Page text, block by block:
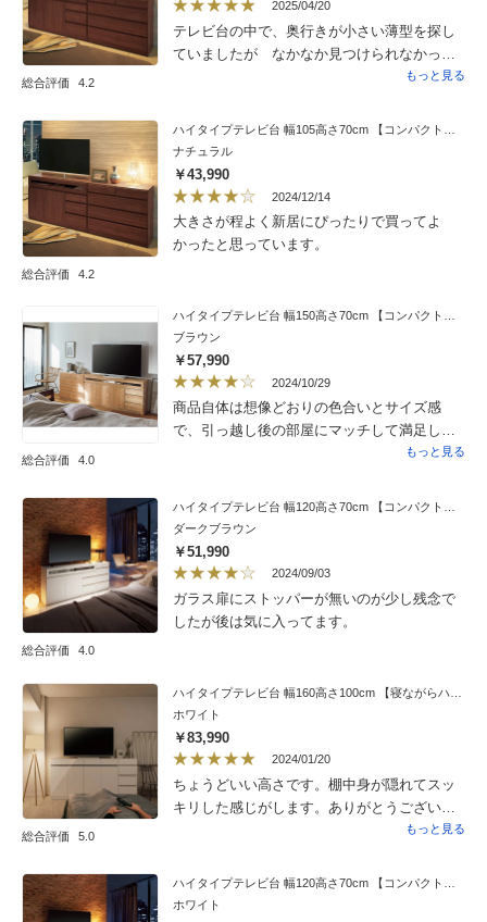
総合評価 4.2
2025/04/20
テレビ台の中で、奥行きが小さい薄型を探し
ていましたが なかなか見つけられなかった
なか 今回の商品を見つけました。高さ、
合った商品が購入出来て満足してます！
もっと見る
総合評価 4.2
ナチュラル
￥43,990
2024/12/14
大きさが程よく新居にぴったりで買ってよ
かったと思っています。
総合評価 4.0
ブラウン
￥57,990
2024/10/29
商品自体は想像どおりの色合いとサイズ感
で、引っ越し後の部屋にマッチして満足して
ます。一点、引き出しが思ったより浅くて収
じてます。商品は満足ですが、配送が不満で
した。まず配送日の事前連絡が一切無しで、
いきなり「あと25分で着きます」との電話が
入った。家にいたので良かったが、結局到着
したのはそれから1時間後だった。また、二人
係で玄関先まで運んできて、そのままドンと
たところから移動させることすらできないで
となら女性がディノスで大型家具を購入する
もっと見る
総合評価 4.0
ダークブラウン
￥51,990
2024/09/03
ガラス扉にストッパーが無いのが少し残念で
したが後は気に入ってます。
総合評価 5.0
ハイタイプテレビ台 幅160高さ100cm 【寝ながらハイテレビ台シリーズ】
ホワイト
￥83,990
2024/01/20
ちょうどいい高さです。棚中身が隠れてスッ
キリした感じがします。ありがとうございま
もっと見る
ホワイト